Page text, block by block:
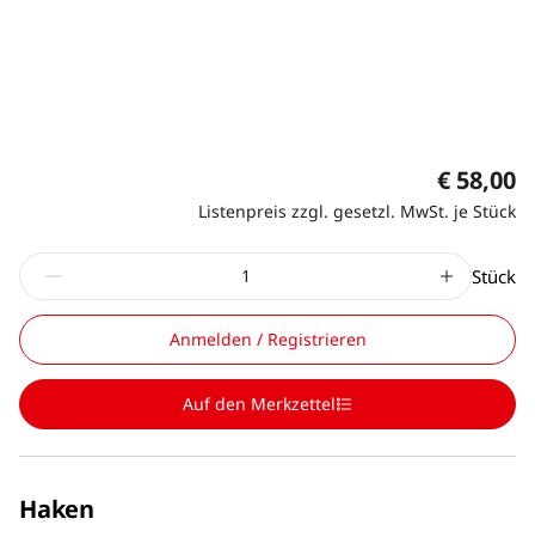
€ 58,00
Listenpreis zzgl. gesetzl. MwSt. je Stück
Stück
Anmelden / Registrieren
Auf den Merkzettel
Haken